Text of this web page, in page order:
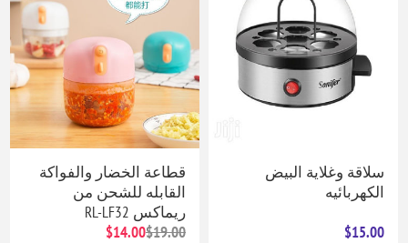
سلاقة وغلاية البيض
الكهربائيه
$15.00
قطاعة الخضار والفواكة
القابله للشحن من
ريماكس RL-LF32
$19.00
$14.00